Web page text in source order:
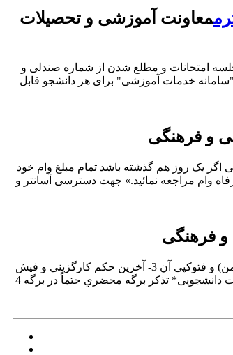
معاونت آموزشی و تحصیلات
این نکته میباشد که برای ورود به جلسه امتحانات و مطلع شدن از شماره صندلی و
این کارت حداقل 10 روز قبل از اولین امتحان شما در "سامانه خدمات آموزشی" برای هر دانشجو قابل
و فرهنگی
حداکثر 9 ماه جهت طی مراحل قانونی و دریافت دفترچه قسط خود فرصت دارند در غیراینصورت بعد از 9 ماه حتی اگر یک روز هم گذشته باشد تمام مبلغ وام خود
وام مراجعه نمائید.» جهت دسترسی آسانتر و
و فرهنگی
بسمه تعالي قابل توجه متقاضيان وام صندوق رفاه دانشجويانمدارك لازم:1- تكميل فرم 2- اصل برگه محضري (رفتن به محضر بهمراه ضامن) و فتوکپی آن 3- آخرين حكم كارگزيني و فيش
حقوق ضامن (كاركنان رسمي دولت)4- فتوکپی شناسنامه دانشجو 5- فتوکپی كارت ملي (پشت و رو) دانشجو6- فتوکپی کارت دانشجویی* تذكر برگه محضري حتماً در برگه 4A تنظيم شود.